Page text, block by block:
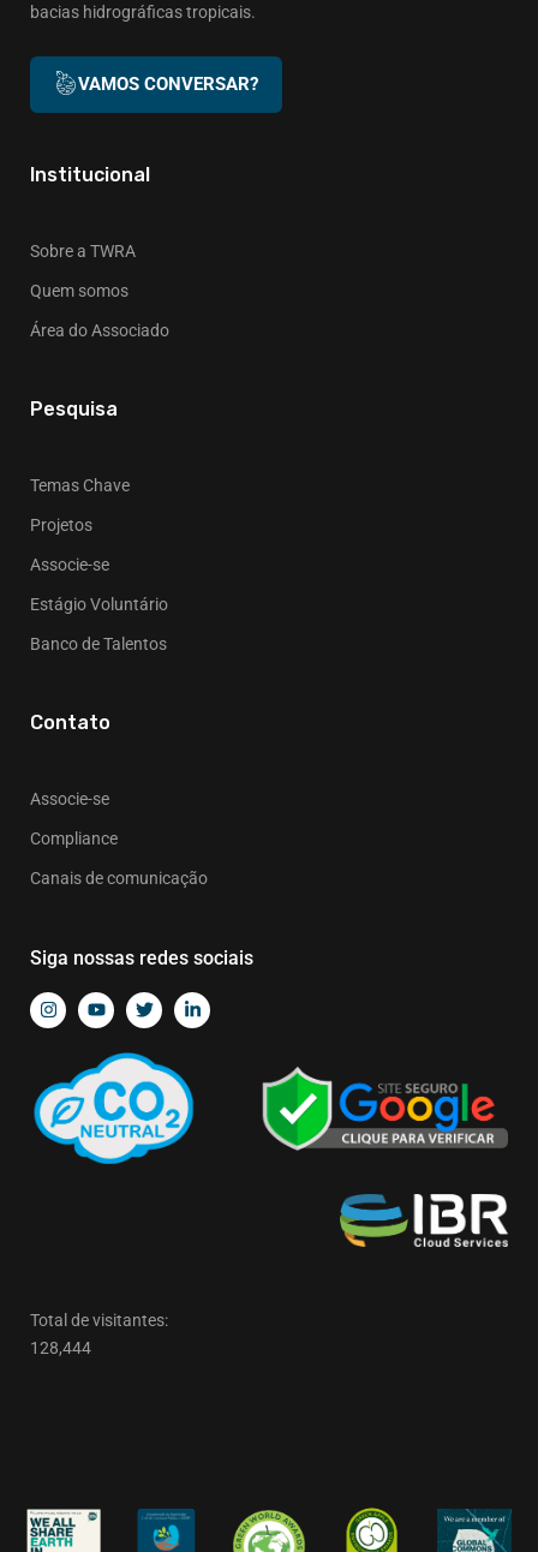
bacias hidrográficas tropicais.
VAMOS CONVERSAR?
Institucional
Sobre a TWRA
Quem somos
Área do Associado
Pesquisa
Temas Chave
Projetos
Associe-se
Estágio Voluntário
Banco de Talentos
Contato
Associe-se
Compliance
Canais de comunicação
Siga nossas redes sociais
Total de visitantes:
128,444